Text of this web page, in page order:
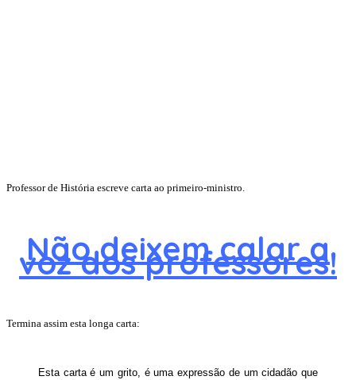
Professor de História escreve carta ao primeiro-ministro.
Não deixem calar a
voz dos professores!
Termina assim esta longa carta:
Esta carta é um grito, é uma expressão de um cidadão que